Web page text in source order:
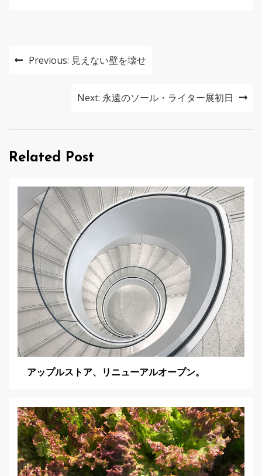
投
ー
ン
Previous: 見えない壁を壊せ
Next: 永遠のソール・ライター展初日
Related Post
アップルストア、リニューアルオープン。